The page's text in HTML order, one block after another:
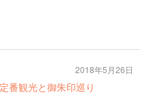
番観光と御朱印巡り
2018年5月26日